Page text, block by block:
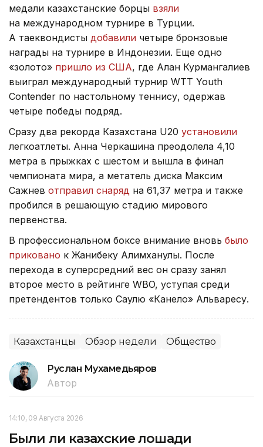
медали казахстанские борцы взяли
на международном турнире в Турции.
А таеквондисты добавили четыре бронзовые
награды на турнире в Индонезии. Еще одно
«золото» пришло из США, где Алан Курмангалиев
выиграл международный турнир WTT Youth
Contender по настольному теннису, одержав
четыре победы подряд.
Сразу два рекорда Казахстана U20 установили
легкоатлеты. Анна Черкашина преодолела 4,10
метра в прыжках с шестом и вышла в финал
чемпионата мира, а метатель диска Максим
Сажнев отправил снаряд на 61,37 метра и также
пробился в решающую стадию мирового
первенства.
В профессиональном боксе внимание вновь было
приковано к Жанибеку Алимханулы. После
перехода в суперсредний вес он сразу занял
второе место в рейтинге WBO, уступая среди
претендентов только Саулю «Канело» Альваресу.
Казахстанцы Обзор недели Общество
Руслан Мухамедьяров
Автор
14:10, 09 Августа 2026
Были ли казахские лошади